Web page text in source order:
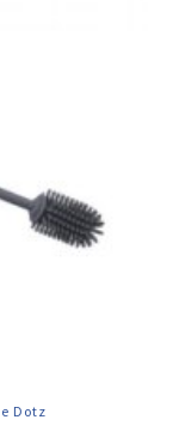
Dotz